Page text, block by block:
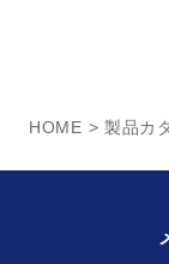
HOME > 製品カ